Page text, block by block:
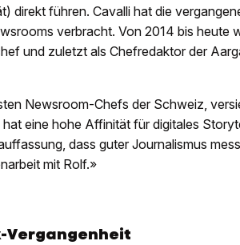
direkt führen. Cavalli hat die
verbracht. Von 2014 bis heute
und zuletzt als Chefredaktor der
Newsroom-Chefs der Schweiz,
eine hohe Affinität für digitales
dass guter Journalismus
mit Rolf.»
Vergangenheit